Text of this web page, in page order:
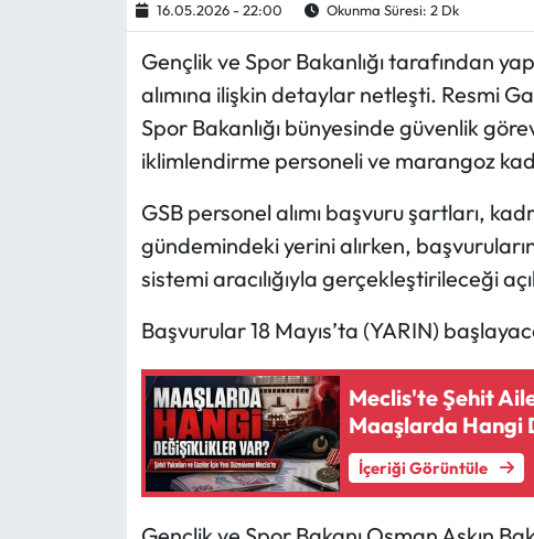
16.05.2026 - 22:00 Okunma Süresi: 2 Dk
Gençlik ve Spor Bakanlığı tarafından
alımına ilişkin detaylar netleşti. Resmi
Spor Bakanlığı bünyesinde güvenlik
iklimlendirme personeli ve marangoz
GSB personel alımı başvuru şartları,
gündemindeki yerini alırken,
sistemi aracılığıyla gerçekleştirileceği
Başvurular 18 Mayıs’ta (YARIN)
Meclis'te Şehit
Maaşlarda Hangi
İçeriği Görüntüle
Ekonomi